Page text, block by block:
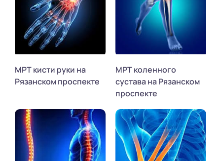
МРТ кисти руки на
Рязанском проспекте
МРТ коленного
сустава на Рязанском
проспекте